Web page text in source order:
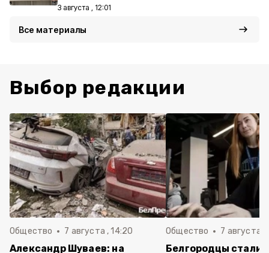
3 августа , 12:01
Все материалы
Выбор редакции
Общество 7 августа , 14:20
Александр Шуваев: на
Общество 7 августа ,
Белгородцы стали